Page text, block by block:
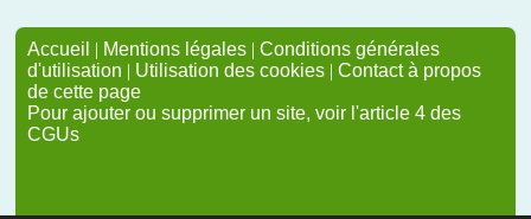
Accueil | Mentions légales | Conditions générales
d'utilisation | Utilisation des cookies | Contact à propos
de cette page
Pour ajouter ou supprimer un site, voir l'article 4 des
CGUs